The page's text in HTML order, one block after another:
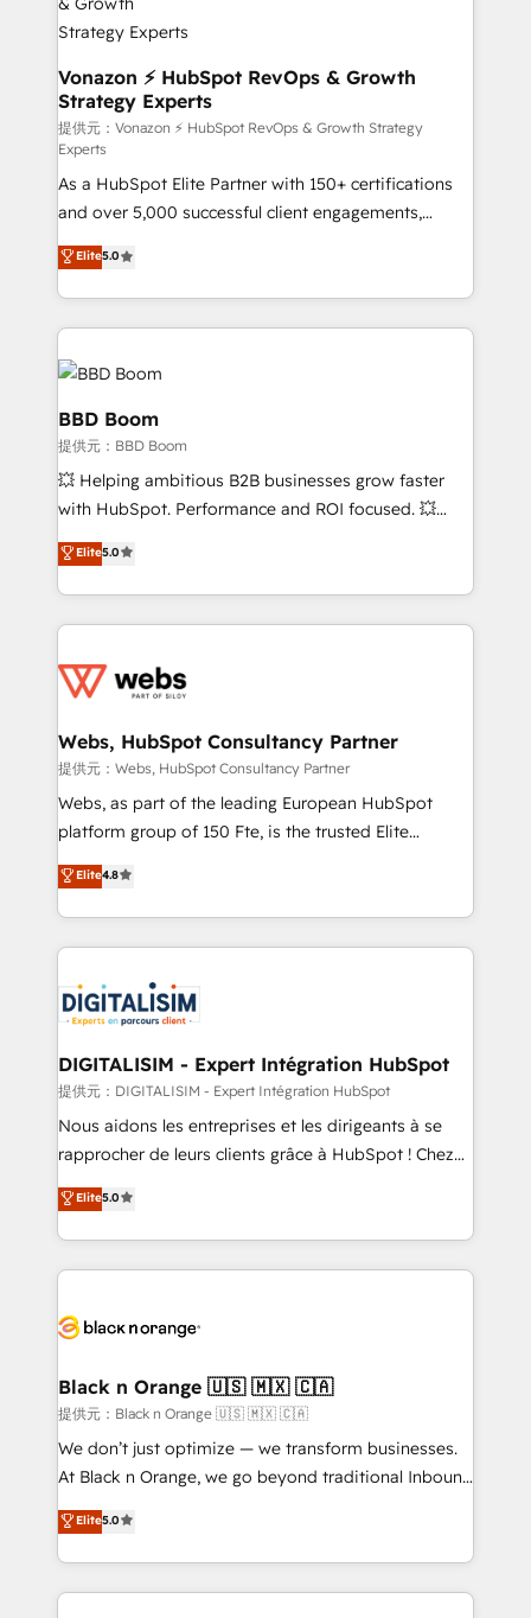
➤ L’intégration de CRM et de méthodologie RevOps
pour aligner les équipes marketing, commerciales et
support client (data migration, synchronisation API,
audit et maintenance) ➤ La création de sites internet
de conversion qui transforment les visiteurs en
opportunités d'affaires ➤ La mise en place de
stratégies d'acquisition marketing (SEO, SEA,
inbound, automatisation marketing, ABM, IA,
emailing) Informations clés : - 10 ans d'expérience -
100+ intégrations CRM HubSpot réussies - 40
experts conseil - 150 certifications HubSpot
cumulées
Vonazon ⚡ HubSpot RevOps & Growth
Strategy Experts
提供元：Vonazon ⚡ HubSpot RevOps & Growth Strategy
Experts
As a HubSpot Elite Partner with 150+ certifications
and over 5,000 successful client engagements,
Vonazon turns marketing complexity into
measurable, scalable growth. From onboarding to
enterprise-grade campaigns, our in-house team
builds scalable strategies that drive long-term
revenue. ⚙️ HubSpot Integration & Optimization •
Seamless CRM, CMS, and automation setup •
Complex platform migrations and data cleanups •
Custom APIs and third-party integrations 📈 End-to-
End Revenue Acceleration • Lifecycle marketing and
pipeline growth programs • Sales enablement tools
customer journey mapping 🏅 Elite-Level HubSpot
startups to global brands
Elite5.0
BBD Boom
提供元：BBD Boom
💥 Helping ambitious B2B businesses grow faster
with HubSpot. Performance and ROI focused. 💥
BBD Boom is the HubSpot partner that can help you
to HubSpot Better. We work with your teams to
solve all your HubSpot challenges and improve user
adoption, sales process and marketing results.
the first time 🔧 Designing and optimising your
and build using HubSpot 🔌 Integrating HubSpot
with other systems 🎓 Training your teams to be
HubSpot pros 📊 Lead generation services using
HubSpot Why us? - SIX HubSpot Accreditations -
CRM, Solutions Architecture, Onboarding , Data
Migration, Custom Integration & Platform
team of 25+ experts Contact us today to help you
get more from your investment in HubSpot.
Elite5.0
Webs, HubSpot Consultancy Partner
提供元：Webs, HubSpot Consultancy Partner
Webs, as part of the leading European HubSpot
platform group of 150 Fte, is the trusted Elite
HubSpot CRM Partner offering you a roadmap on
maximizing EBITDA and achieving Commercial
Excellence. With our targeted processes, we
strengthen your digital transformation and minimize
Implementation partner, we provide expertise to
drive your business forward. Since 2015 we are fully
dedicated to HubSpot and with an experienced
team (50+), we work with reputable companies in
B2B sectors such as manufacturing, SaaS and
business services. We prepare a customized
impact of your digital transformation, including a
detailed financial rationale with a focus on ROI and
embark on a transformational journey that sets your
business up for long-term success. Unlock your
business. If not now, when?
Elite4.8
DIGITALISIM - Expert Intégration HubSpot
提供元：DIGITALISIM - Expert Intégration HubSpot
Nous aidons les entreprises et les dirigeants à se
rapprocher de leurs clients grâce à HubSpot ! Chez
DIGITALISIM, nous avons l'intime conviction que la
réussite des entreprises passe par l’innovation web,
le marketing digital, et la relation client ! C'est
pourquoi, nos experts sont à la fois capables de
référencement, votre stratégie digitale et le pilotage
projet HubSpot avec DIGITALISIM : 🧽 Nettoyage,
migration et intégration des bases de données. 🚀
Développement des interfaces avec vos logiciels
métiers ⚙️ Configuration de la plateforme HubSpot
Book Process & Guidelines utilisateurs 🎓
Formations des utilisateurs
Elite5.0
Black n Orange 🇺🇸 🇲🇽 🇨🇦
提供元：Black n Orange 🇺🇸 🇲🇽 🇨🇦
We don’t just optimize — we transform businesses.
At Black n Orange, we go beyond traditional Inbound
Marketing with our exclusive methodologies:
BOOMS and BOOST. Together, they form a powerful
combination that has driven success for over 800
businesses worldwide. As Elite HubSpot Partners, we
Elite5.0